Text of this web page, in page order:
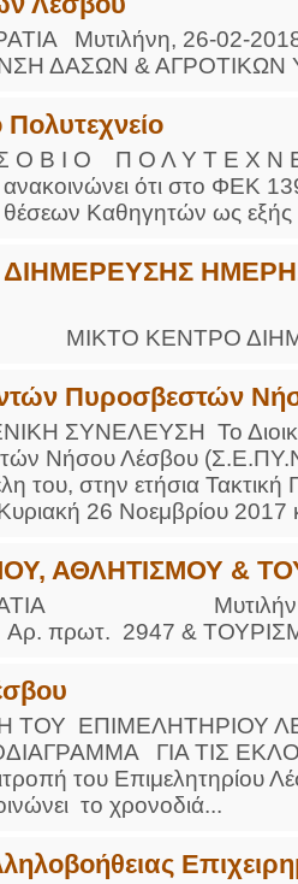
Μυτιλήνη, 26-02-
ΔΑΣΩΝ & ΑΓΡΟΤΙΚΩΝ
Β Ι Ο Π Ο Λ Υ Τ Ε Χ Ν Ε
ότι στο ΦΕΚ
θέσεων Καθηγητών ως
Πυροσβεστών
ΣΥΝΕΛΕΥΣΗ Το
Νήσου Λέσβου
του, στην ετήσια
26 Νοεμβρίου 2017
ΑΘΛΗΤΙΣΜΟΥ &
Μυτιλήνη
2947 &
ΤΟΥ ΕΠΙΜΕΛΗΤΗΡΙΟΥ
ΓΙΑ ΤΙΣ
του Επιμελητηρίου
το χρονοδιά...